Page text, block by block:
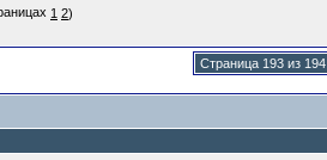
1 2)
Страница 193 из 194